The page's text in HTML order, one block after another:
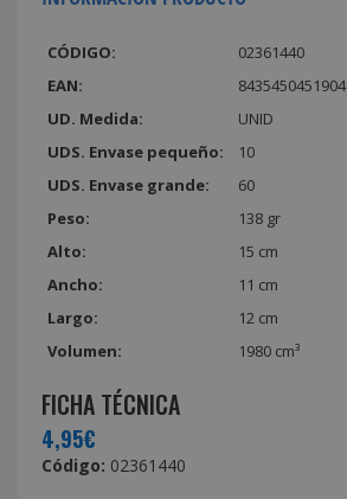
CÓDIGO:
02361440
EAN:
8435450451904
UD. Medida:
UNID
UDS. Envase pequeño:
10
UDS. Envase grande:
60
Peso:
138 gr
Alto:
15 cm
Ancho:
11 cm
Largo:
12 cm
Volumen:
1980 cm³
FICHA TÉCNICA
4,95€
Código: 02361440